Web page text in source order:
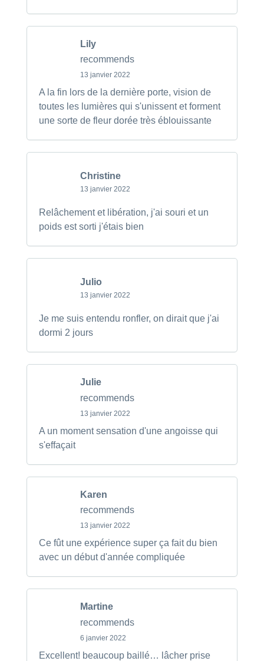
Lily
recommends
13 janvier 2022
A la fin lors de la dernière porte, vision de
toutes les lumières qui s'unissent et forment
une sorte de fleur dorée très éblouissante
Christine
13 janvier 2022
Relâchement et libération, j'ai souri et un
poids est sorti j'étais bien
Julio
13 janvier 2022
Je me suis entendu ronfler, on dirait que j'ai
dormi 2 jours
Julie
recommends
13 janvier 2022
A un moment sensation d'une angoisse qui
s'effaçait
Karen
recommends
13 janvier 2022
Ce fût une expérience super ça fait du bien
avec un début d'année compliquée
Martine
recommends
6 janvier 2022
Excellent! beaucoup baillé… lâcher prise